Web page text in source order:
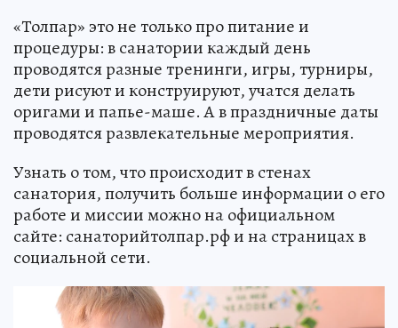
«Толпар» это не только про питание и
процедуры: в санатории каждый день
проводятся разные тренинги, игры, турниры,
дети рисуют и конструируют, учатся делать
оригами и папье-маше. А в праздничные даты
проводятся развлекательные мероприятия.
Узнать о том, что происходит в стенах
санатория, получить больше информации о его
работе и миссии можно на официальном
сайте: санаторийтолпар.рф и на страницах в
социальной сети.